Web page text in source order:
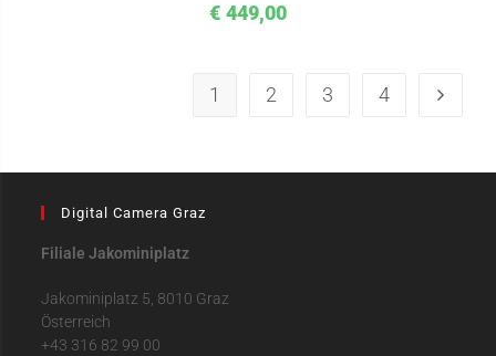
€ 449,00
1 2 3 4
Digital Camera Graz
Filiale Jakominiplatz
Jakominiplatz 5, 8010 Graz
Österreich
+43 316 82 99 00